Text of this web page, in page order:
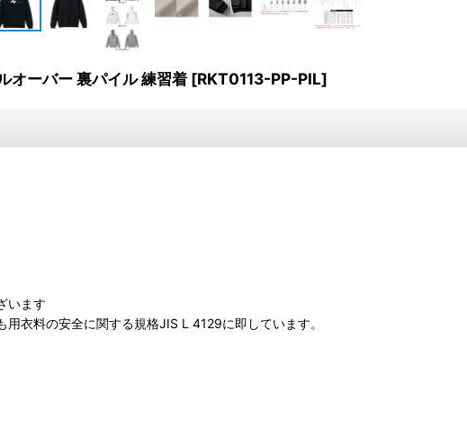
オーバー 裏パイル 練習着 [RKT0113-PP-PIL]
います
衣料の安全に関する規格JIS L 4129に即しています。